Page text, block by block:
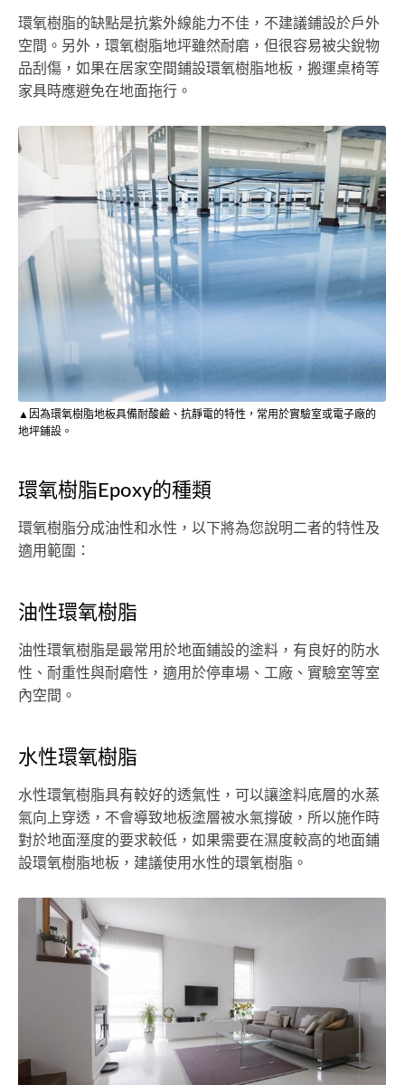
環氧樹脂的缺點是抗紫外線能力不佳，不建議鋪設於戶外
空間。另外，環氧樹脂地坪雖然耐磨，但很容易被尖銳物
品刮傷，如果在居家空間鋪設環氧樹脂地板，搬運桌椅等
家具時應避免在地面拖行。
▲因為環氧樹脂地板具備耐酸鹼、抗靜電的特性，常用於實驗室或電子廠的
地坪鋪設。
環氧樹脂Epoxy的種類
環氧樹脂分成油性和水性，以下將為您說明二者的特性及
適用範圍：
油性環氧樹脂
油性環氧樹脂是最常用於地面鋪設的塗料，有良好的防水
性、耐重性與耐磨性，適用於停車場、工廠、實驗室等室
內空間。
水性環氧樹脂
水性環氧樹脂具有較好的透氣性，可以讓塗料底層的水蒸
氣向上穿透，不會導致地板塗層被水氣撐破，所以施作時
對於地面溼度的要求較低，如果需要在濕度較高的地面鋪
設環氧樹脂地板，建議使用水性的環氧樹脂。